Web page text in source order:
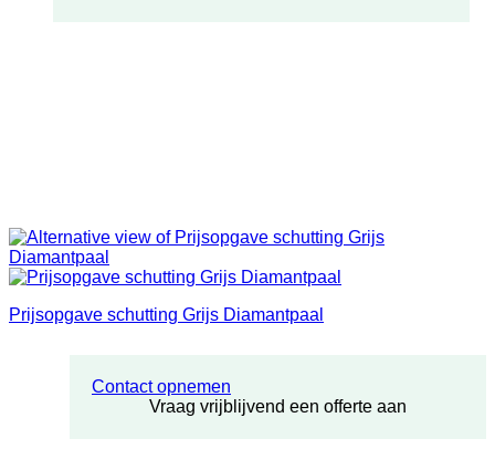
Contact opnemen
Vraag vrijblijvend een offerte aan
Prijsopgave schutting Grijs Diamantpaal